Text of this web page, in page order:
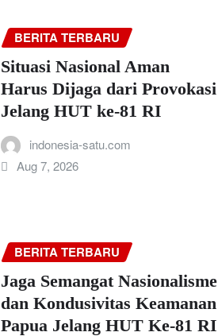
BERITA TERBARU
Situasi Nasional Aman
Harus Dijaga dari Provokasi
Jelang HUT ke-81 RI
indonesia-satu.com
Aug 7, 2026
BERITA TERBARU
Jaga Semangat Nasionalisme
dan Kondusivitas Keamanan
Papua Jelang HUT Ke-81 RI